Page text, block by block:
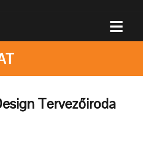
Tervezőiroda